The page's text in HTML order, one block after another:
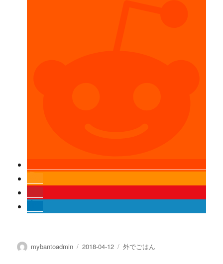
Author
mybantoadmin
Posted
2018-04-12 Categories
外でごはん